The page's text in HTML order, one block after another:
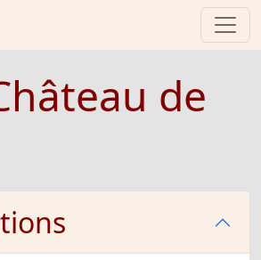
de